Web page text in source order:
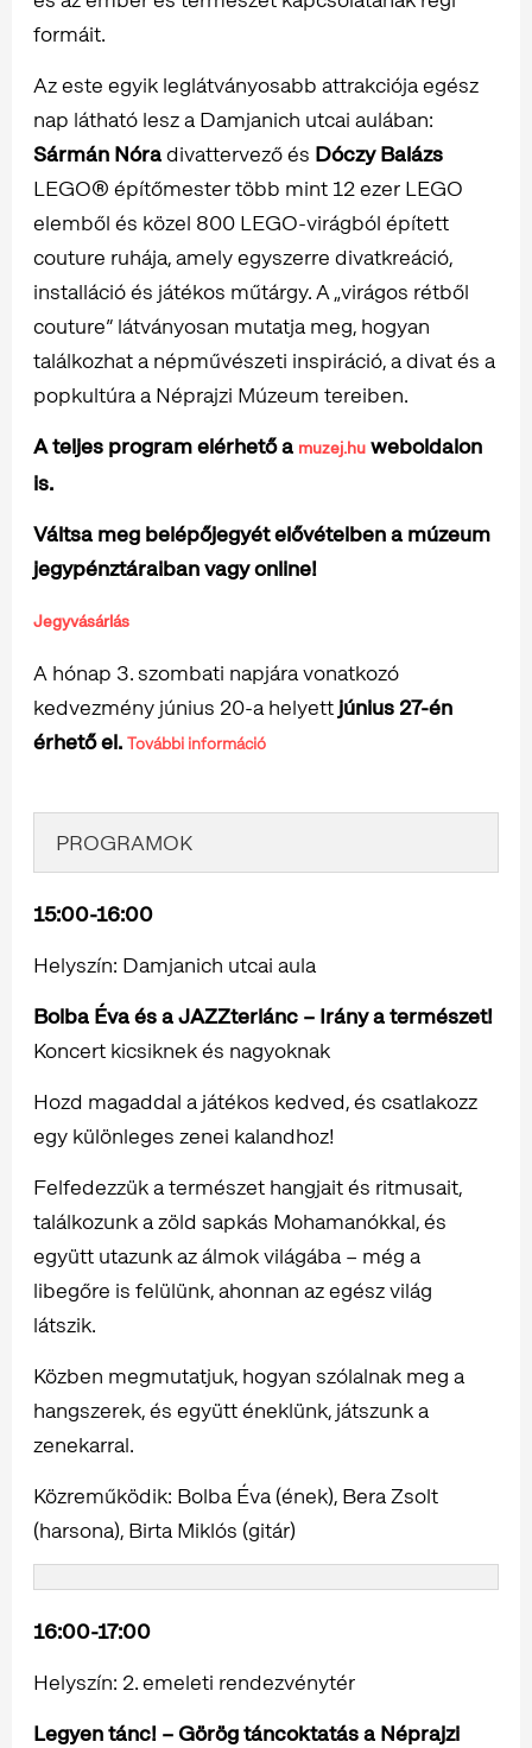
formáit.
Az este egyik leglátványosabb attrakciója egész
nap látható lesz a Damjanich utcai aulában:
Sármán Nóradivattervező és Dóczy Balázs
LEGO® építőmester több mint 12 ezer LEGO
elemből és közel 800 LEGO-virágból épített
couture ruhája, amely egyszerre divatkreáció,
installáció és játékos műtárgy. A „virágos rétből
couture” látványosan mutatja meg, hogyan
találkozhat a népművészeti inspiráció, a divat és a
popkultúra a Néprajzi Múzeum tereiben.
A teljes program elérhető a muzej.hu weboldalon
is.
Váltsa meg belépőjegyét elővételben a múzeum
jegypénztáraiban vagy online!
Jegyvásárlás
A hónap 3. szombati napjára vonatkozó
kedvezmény június 20-a helyett június 27-én
érhető el. További információ
PROGRAMOK
15:00-16:00
Helyszín: Damjanich utcai aula
Bolba Éva és a JAZZterlánc – Irány a természet!
Koncert kicsiknek és nagyoknak
Hozd magaddal a játékos kedved, és csatlakozz
egy különleges zenei kalandhoz!
Felfedezzük a természet hangjait és ritmusait,
találkozunk a zöld sapkás Mohamanókkal, és
együtt utazunk az álmok világába – még a
libegőre is felülünk, ahonnan az egész világ
látszik.
Közben megmutatjuk, hogyan szólalnak meg a
hangszerek, és együtt éneklünk, játszunk a
zenekarral.
Közreműködik: Bolba Éva (ének), Bera Zsolt
(harsona), Birta Miklós (gitár)
16:00-17:00
Helyszín: 2. emeleti rendezvénytér
Legyen tánc! – Görög táncoktatás a Néprajzi